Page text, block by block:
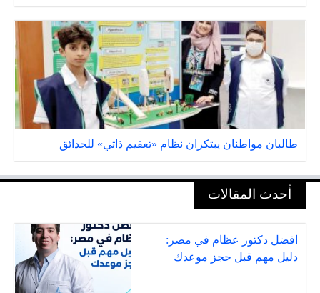
طالبان مواطنان يبتكران نظام «تعقيم ذاتي» للحدائق
أحدث المقالات
افضل دكتور عظام في مصر:
دليل مهم قبل حجز موعدك